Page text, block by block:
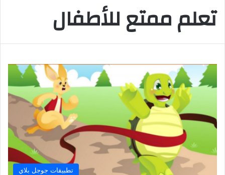
تعلم ممتع للأطفال
تطبيقات جوجل بلاي